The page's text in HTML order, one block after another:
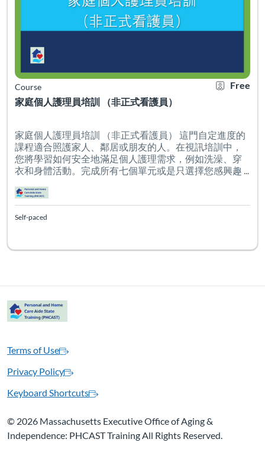
家庭個人護理員培訓 （非正式看護員）
Course Free
家庭個人護理員培訓 （非正式看護員） 這門自定進度的
課程適合照護家人、鄰居或朋友的人。在視訊培訓中，
您將學習如何安全地滿足個人護理需求，例如洗澡、穿
衣和身體活動。完成所有七個單元或是只選擇您感興趣 ...
Self-paced
Terms of Use
Privacy Policy
Keyboard Shortcuts
© 2026 Massachusetts Executive Office of Aging &
Independence: PHCAST Training All Rights Reserved.